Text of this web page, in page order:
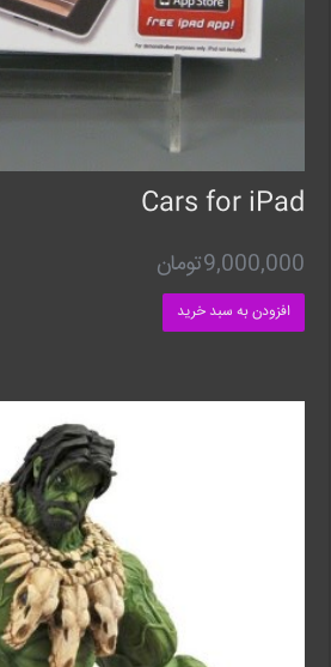
Cars for iPad
9,000,000تومان
افزودن به سبد خرید